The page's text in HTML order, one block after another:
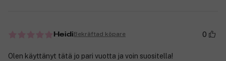
HeidiBekräftad köpare 0
Olen käyttänyt tätä jo pari vuotta ja voin suositella!